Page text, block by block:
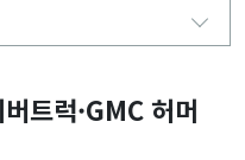
트럭·GMC 허머